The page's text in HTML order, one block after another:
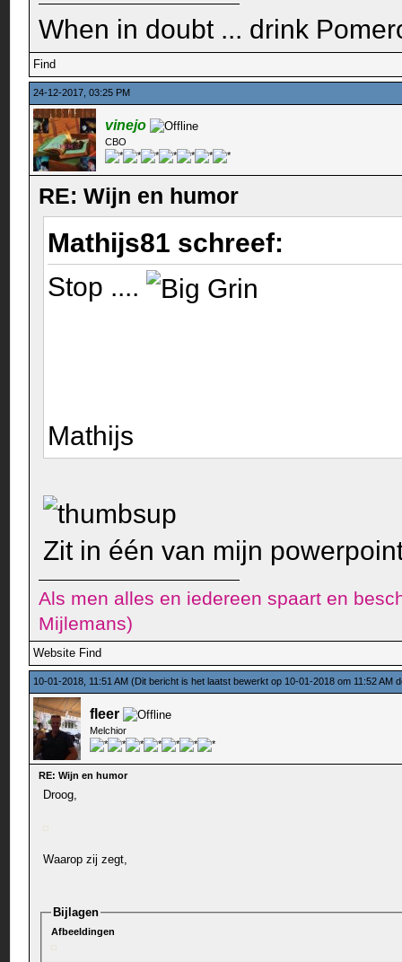
When in doubt ... drink
Find
24-12-2017, 03:25 PM
vinejo
CBO
RE: Wijn en humor
Mathijs81 schreef:
Stop ....
Mathijs
Zit in één van mijn
Als men alles en iedereen spaart en
Mijlemans)
Website Find
10-01-2018, 11:51 AM(Dit bericht is het laatst bewerkt op 10-01-2018 om 11:52 AM
fleer
Melchior
RE: Wijn en humor
Droog,
Waarop zij zegt,
Bijlagen
Afbeeldingen